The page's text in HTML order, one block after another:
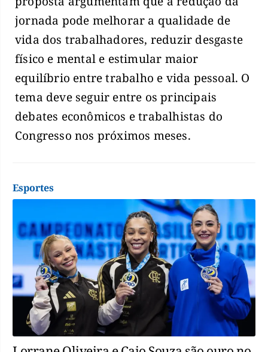
jornada pode melhorar a qualidade de
vida dos trabalhadores, reduzir desgaste
físico e mental e estimular maior
equilíbrio entre trabalho e vida pessoal. O
tema deve seguir entre os principais
debates econômicos e trabalhistas do
Congresso nos próximos meses.
Esportes